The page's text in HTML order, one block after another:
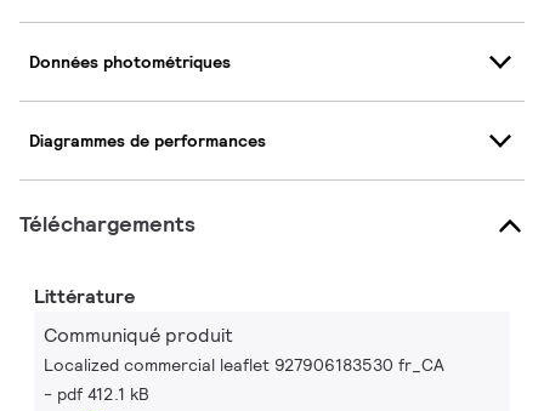
Données photométriques
Diagrammes de performances
Téléchargements
Littérature
Communiqué produit
Localized commercial leaflet 927906183530 fr_CA
pdf 412.1 kB